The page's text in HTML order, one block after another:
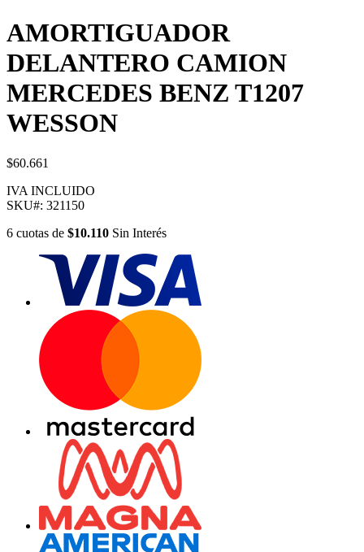
AMORTIGUADOR
DELANTERO CAMION
MERCEDES BENZ T1207
WESSON
$60.661
IVA INCLUIDO
SKU#: 321150
6 cuotas de $10.110 Sin Interés